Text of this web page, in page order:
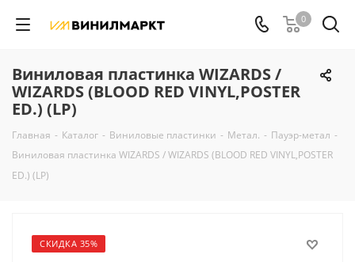
0
Виниловая пластинка WIZARDS /
WIZARDS (BLOOD RED VINYL,POSTER
ED.) (LP)
Главная - Каталог - Виниловые пластинки - Метал. - Пауэр-метал -
Виниловая пластинка WIZARDS / WIZARDS (BLOOD RED VINYL,POSTER
ED.) (LP)
СКИДКА 35%